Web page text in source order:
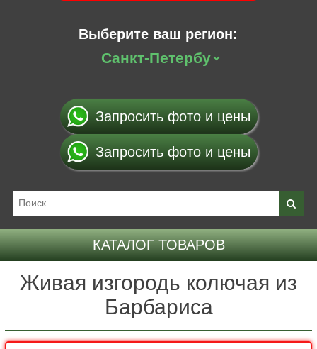
Выберите ваш регион:
Запросить фото и цены
Запросить фото и цены
КАТАЛОГ ТОВАРОВ
Живая изгородь колючая из
Барбариса